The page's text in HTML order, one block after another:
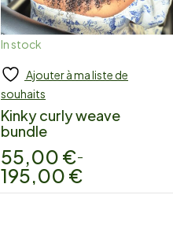
In stock
Add to cart
Ajouter à ma liste de
souhaits
Kinky curly weave
bundle
55,00 €–
195,00 €